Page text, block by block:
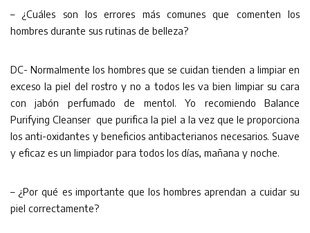
– ¿Cuáles son los errores más comunes que comenten los
hombres durante sus rutinas de belleza?
DC- Normalmente los hombres que se cuidan tienden a limpiar en
exceso la piel del rostro y no a todos les va bien limpiar su cara
con jabón perfumado de mentol. Yo recomiendo Balance
Purifying Cleanser que purifica la piel a la vez que le proporciona
los anti-oxidantes y beneficios antibacterianos necesarios. Suave
y eficaz es un limpiador para todos los días, mañana y noche.
– ¿Por qué es importante que los hombres aprendan a cuidar su
piel correctamente?